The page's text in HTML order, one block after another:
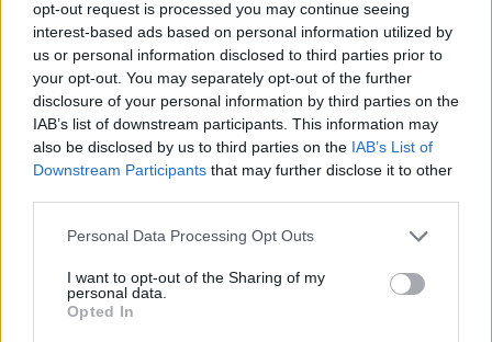
opt-out request is processed you may continue seeing
interest-based ads based on personal information utilized by
us or personal information disclosed to third parties prior to
your opt-out. You may separately opt-out of the further
disclosure of your personal information by third parties on the
IAB’s list of downstream participants. This information may
also be disclosed by us to third parties on the IAB’s List of
Downstream Participants that may further disclose it to other
Personal Data Processing Opt Outs
I want to opt-out of the Sharing of my
personal data.
Opted In
12/11/2017
5Bombe carta, lancio di sassi
contro i poliziotti e
rovesciamento di cassonetti in
strada.
Sassi dal cavalcavia, 12 minori